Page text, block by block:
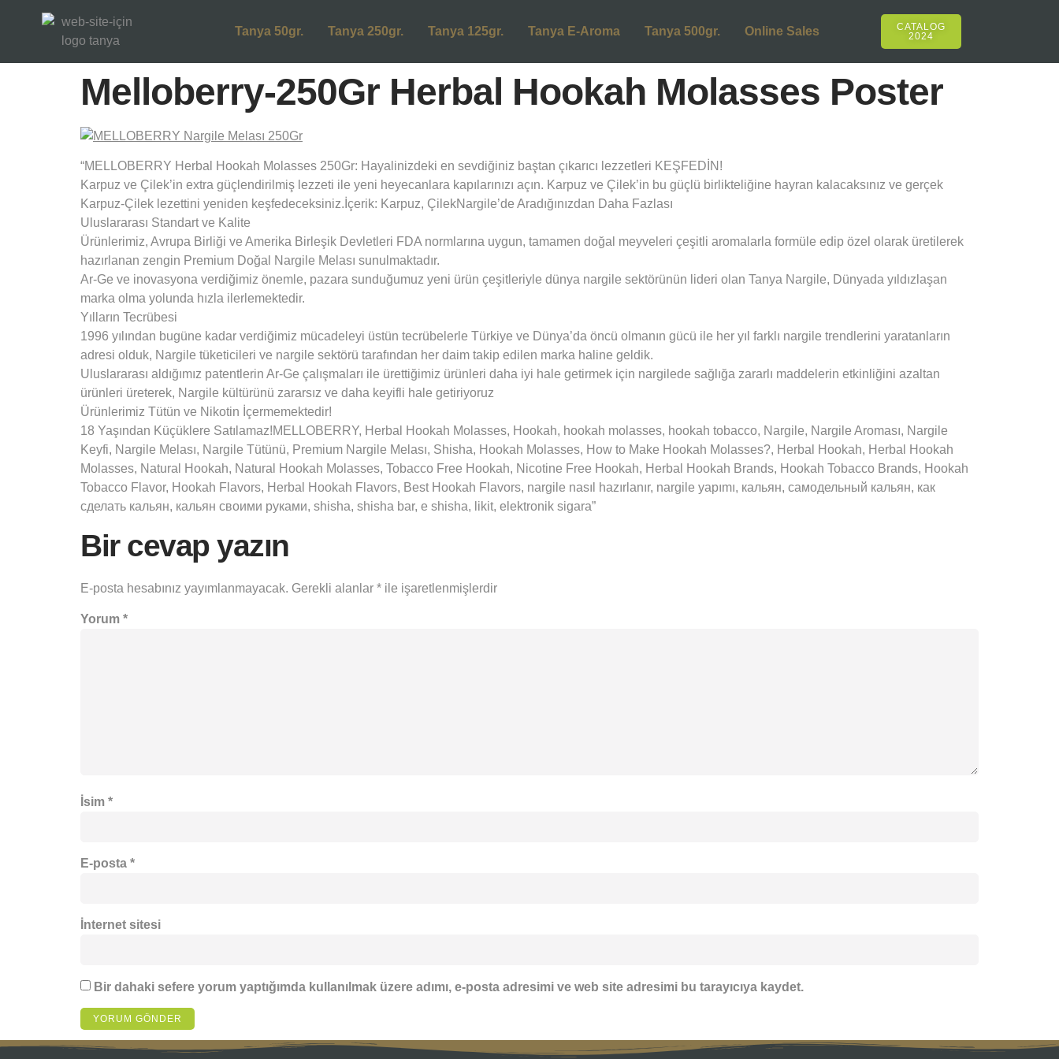
Tanya 50gr. Tanya 250gr. Tanya 125gr. Tanya E-Aroma Tanya 500gr. Online Sales
CATALOG
2024
Melloberry-250Gr Herbal Hookah Molasses Poster
“MELLOBERRY Herbal Hookah Molasses 250Gr: Hayalinizdeki en sevdiğiniz baştan çıkarıcı lezzetleri KEŞFEDİN!
Karpuz ve Çilek’in extra güçlendirilmiş lezzeti ile yeni heyecanlara kapılarınızı açın. Karpuz ve Çilek’in bu güçlü birlikteliğine hayran kalacaksınız ve gerçek
Karpuz-Çilek lezettini yeniden keşfedeceksiniz.İçerik: Karpuz, ÇilekNargile’de Aradığınızdan Daha Fazlası
Uluslararası Standart ve Kalite
Ürünlerimiz, Avrupa Birliği ve Amerika Birleşik Devletleri FDA normlarına uygun, tamamen doğal meyveleri çeşitli aromalarla formüle edip özel olarak üretilerek
hazırlanan zengin Premium Doğal Nargile Melası sunulmaktadır.
Ar-Ge ve inovasyona verdiğimiz önemle, pazara sunduğumuz yeni ürün çeşitleriyle dünya nargile sektörünün lideri olan Tanya Nargile, Dünyada yıldızlaşan
marka olma yolunda hızla ilerlemektedir.
Yılların Tecrübesi
1996 yılından bugüne kadar verdiğimiz mücadeleyi üstün tecrübelerle Türkiye ve Dünya’da öncü olmanın gücü ile her yıl farklı nargile trendlerini yaratanların
adresi olduk, Nargile tüketicileri ve nargile sektörü tarafından her daim takip edilen marka haline geldik.
Uluslararası aldığımız patentlerin Ar-Ge çalışmaları ile ürettiğimiz ürünleri daha iyi hale getirmek için nargilede sağlığa zararlı maddelerin etkinliğini azaltan
ürünleri üreterek, Nargile kültürünü zararsız ve daha keyifli hale getiriyoruz
Ürünlerimiz Tütün ve Nikotin İçermemektedir!
18 Yaşından Küçüklere Satılamaz!MELLOBERRY, Herbal Hookah Molasses, Hookah, hookah molasses, hookah tobacco, Nargile, Nargile Aroması, Nargile
Keyfi, Nargile Melası, Nargile Tütünü, Premium Nargile Melası, Shisha, Hookah Molasses, How to Make Hookah Molasses?, Herbal Hookah, Herbal Hookah
Molasses, Natural Hookah, Natural Hookah Molasses, Tobacco Free Hookah, Nicotine Free Hookah, Herbal Hookah Brands, Hookah Tobacco Brands, Hookah
Tobacco Flavor, Hookah Flavors, Herbal Hookah Flavors, Best Hookah Flavors, nargile nasıl hazırlanır, nargile yapımı, кальян, самодельный кальян, как
сделать кальян, кальян своими руками, shisha, shisha bar, e shisha, likit, elektronik sigara”
Bir cevap yazın
E-posta hesabınız yayımlanmayacak. Gerekli alanlar * ile işaretlenmişlerdir
Yorum *
İsim *
E-posta *
İnternet sitesi
Bir dahaki sefere yorum yaptığımda kullanılmak üzere adımı, e-posta adresimi ve web site adresimi bu tarayıcıya kaydet.